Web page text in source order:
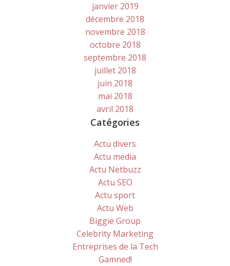
janvier 2019
décembre 2018
novembre 2018
octobre 2018
septembre 2018
juillet 2018
juin 2018
mai 2018
avril 2018
Catégories
Actu divers
Actu media
Actu Netbuzz
Actu SEO
Actu sport
Actu Web
Biggie Group
Celebrity Marketing
Entreprises de la Tech
Gamned!